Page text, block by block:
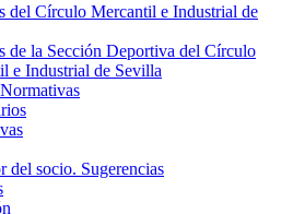
del Círculo Mercantil e Industrial de
de la Sección Deportiva del Círculo
e Industrial de Sevilla
del socio. Sugerencias